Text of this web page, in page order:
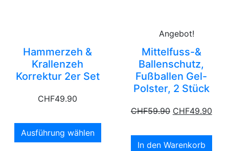
Hammerzeh &
Krallenzeh
Korrektur 2er Set
CHF49.90
Ausführung wählen
Angebot!
Mittelfuss-&
Ballenschutz,
Fußballen Gel-
Polster, 2 Stück
CHF59.90 CHF49.90
In den Warenkorb